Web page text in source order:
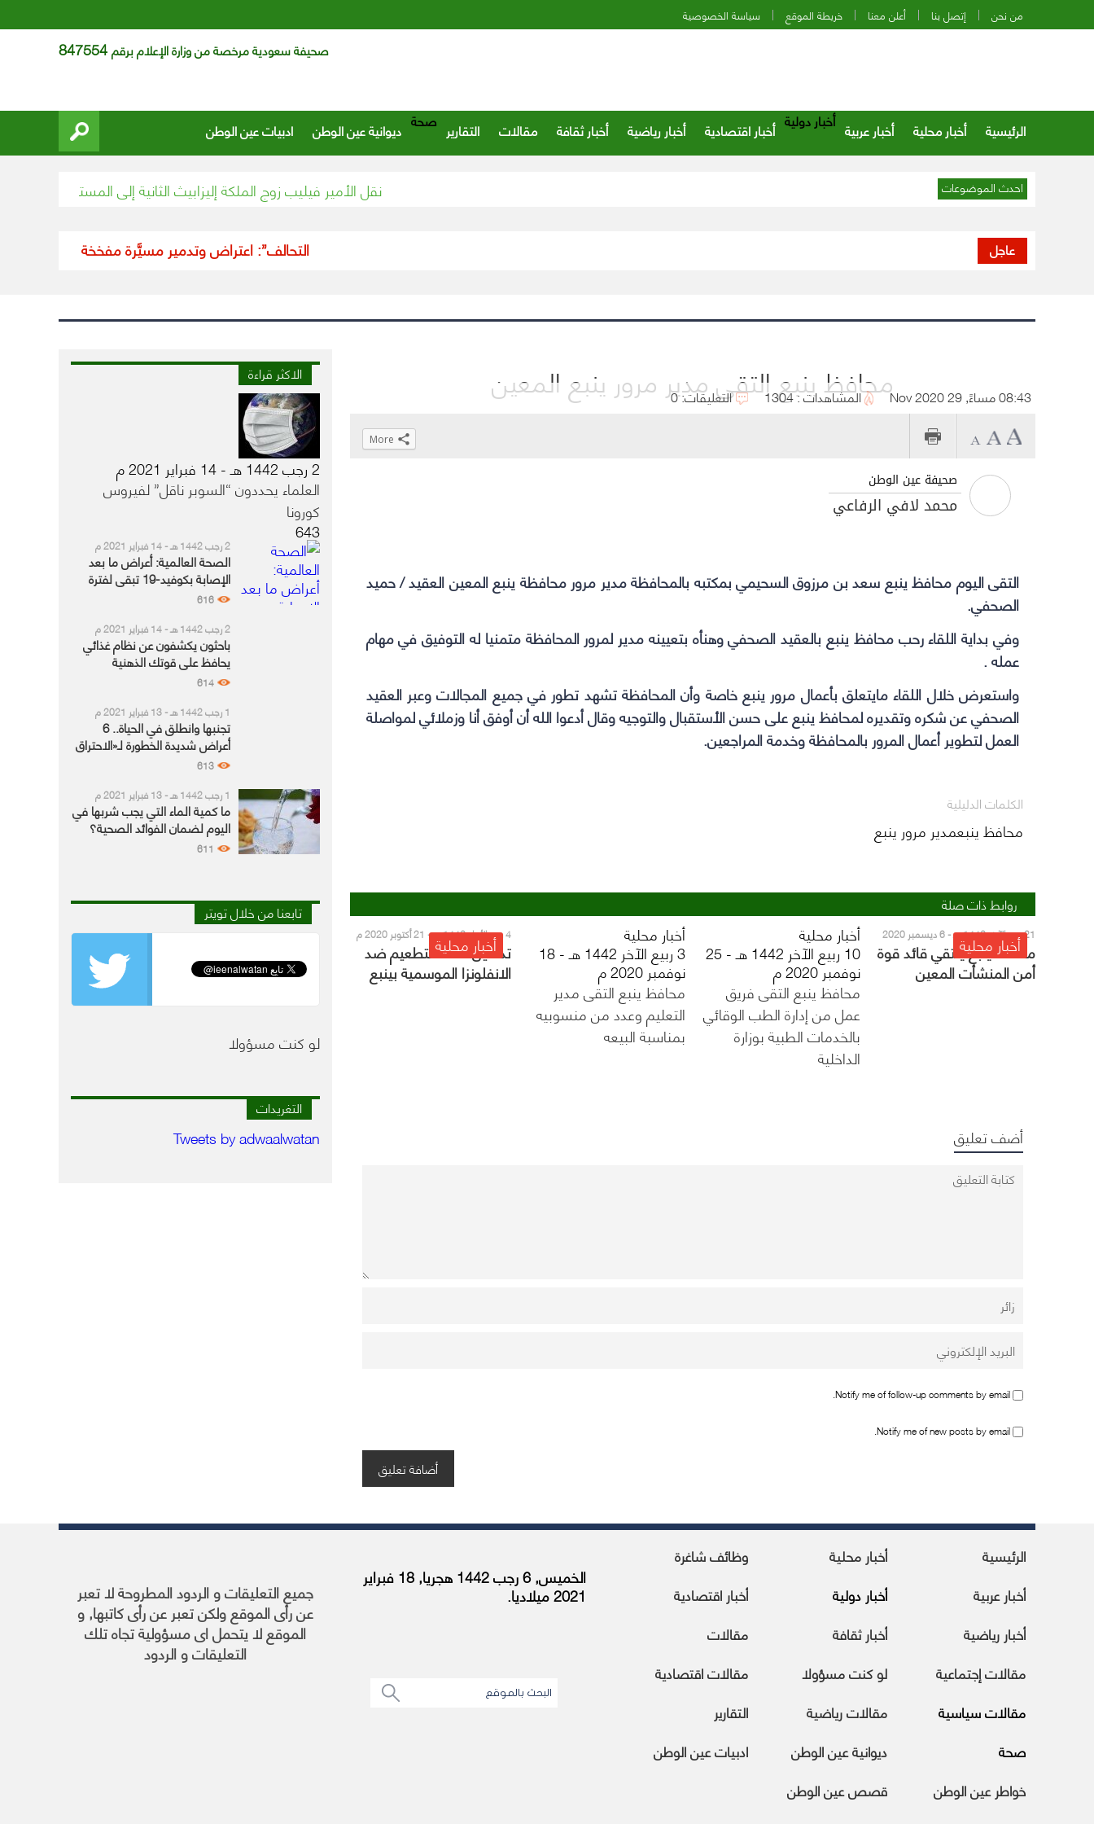
من نحن إتصل بنا أعلن معنا خريطة الموقع سياسة الخصوصية
صحيفة سعودية مرخصة من وزارة الإعلام برقم847554
الرئيسية أخبار محلية أخبار عربية أخبار دولية أخبار اقتصادية أخبار رياضية أخبار ثقافة مقالات التقارير صحة ديوانية عين الوطن ادبيات عين الوطن
احدث الموضوعات نقل الأمير فيليب زوج الملكة إليزابيث الثانية إلى المستشفى
عاجل “التحالف”: اعتراض وتدمير مسيَّرة مفخخة أطلقتها
محافظ ينبع التقى مدير مرور ينبع المعين 08:43 مساءً, 29 Nov 2020 المشاهدات : 1304 التعليقات: 0
صحيفة عين الوطن
محمد لافي الرفاعي
التقى اليوممحافظ ينبعسعد بن مرزوق السحيمي بمكتبه بالمحافظة مدير مرور محافظة ينبع المعين العقيد / حميد
الصحفي.
وفي بداية اللقاء رحبمحافظ ينبعبالعقيد الصحفي وهنأه بتعيينه مدير لمرور المحافظة متمنيا له التوفيق في مهام
عمله .
واستعرض خلال اللقاء مايتعلق بأعمال مرور ينبع خاصة وأن المحافظة تشهد تطور في جميع المجالات وعبر العقيد
الصحفي عن شكره وتقديره لمحافظ ينبع على حسن الأستقبال والتوجيه وقال أدعوا الله أن أوفق أنا وزملائي لمواصلة
العمل لتطوير أعمال المرور بالمحافظة وخدمة المراجعين.
in
window)
in
window)
Click
in
window)
Click
in
window)
More
الكلمات الدليلية
محافظ ينبعمدير مرور ينبع
روابط ذات صلة
أخبار محلية 21 ربيع الآخر 1442 هـ - 6 ديسمبر 2020
م
محافظ ينبع يلتقي قائد قوة
أمن المنشأت المعين
أخبار محلية
10 ربيع الآخر 1442 هـ - 25
نوفمبر 2020 م
محافظ ينبع التقى فريق
عمل من إدارة الطب الوقائي
بالخدمات الطبية بوزارة
الداخلية
أخبار محلية
3 ربيع الآخر 1442 هـ - 18
نوفمبر 2020 م
محافظ ينبع التقى مدير
التعليم وعدد من منسوبيه
بمناسبة البيعه
أخبار محلية 4 ربيع الأول 1442 هـ - 21 أكتوبر 2020 م
تدشين حملة التطعيم ضد
الانفلونزا الموسمية بينبع
أضف تعليق
Notify me of follow-up comments by email.
Notify me of new posts by email.
الاكثر قراءة
2 رجب 1442 هـ - 14 فبراير 2021 م
العلماء يحددون “السوبر ناقل” لفيروس
كورونا
643
2 رجب 1442 هـ - 14 فبراير 2021 م
الصحة العالمية: أعراض ما بعد
الإصابة بكوفيد-19 تبقى لفترة
أطول لدى هذه الفئة
616
2 رجب 1442 هـ - 14 فبراير 2021 م
باحثون يكشفون عن نظام غذائي
يحافظ على قوتك الذهنية
614
1 رجب 1442 هـ - 13 فبراير 2021 م
تجنبها وانطلق في الحياة.. 6
أعراض شديدة الخطورة لـ«الاحتراق
النفسي»
613
1 رجب 1442 هـ - 13 فبراير 2021 م
ما كمية الماء التي يجب شربها في
اليوم لضمان الفوائد الصحية؟
611
تابعنا من خلال تويتر
لو كنت مسؤولا
التغريدات
Tweets by adwaalwatan
الرئيسية أخبار محلية
وظائف شاغرة
أخبار عربية
أخبار دولية
أخبار اقتصادية
أخبار رياضية
أخبار ثقافة
مقالات
مقالات إجتماعية
لو كنت مسؤولا
مقالات اقتصادية
مقالات سياسية
مقالات رياضية
التقارير
صحة
ديوانية عين الوطن
ادبيات عين الوطن
خواطر عين الوطن
قصص عين الوطن
الخميس, 6 رجب 1442 هجريا, 18 فبراير
2021 ميلاديا. جميع التعليقات و الردود المطروحة لا تعبر
عن رأى الموقع ولكن تعبر عن رأى كاتبها, و
الموقع لا يتحمل اى مسؤولية تجاه تلك
التعليقات و الردود